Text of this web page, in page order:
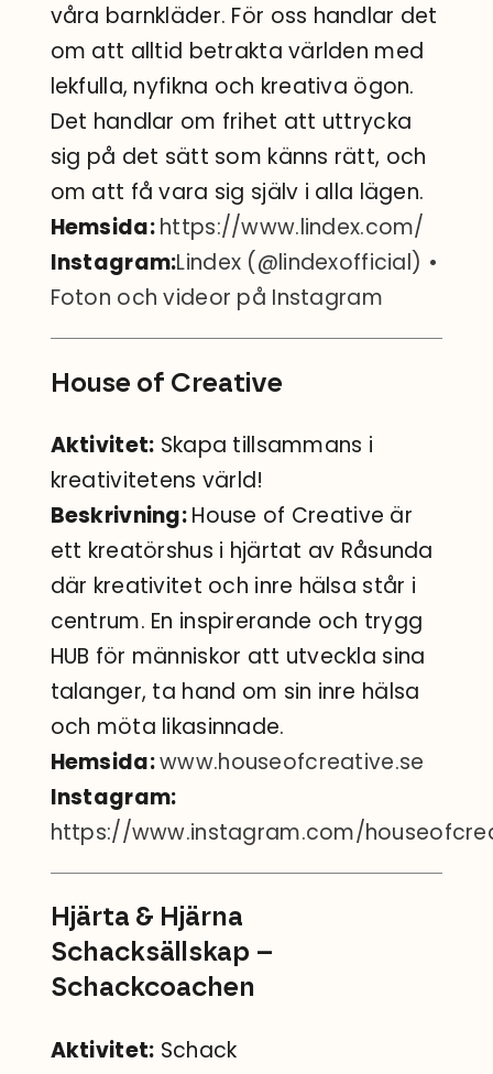
våra barnkläder. För oss handlar det
om att alltid betrakta världen med
lekfulla, nyfikna och kreativa ögon.
Det handlar om frihet att uttrycka
sig på det sätt som känns rätt, och
om att få vara sig själv i alla lägen.
Hemsida:https://www.lindex.com/
Instagram:Lindex (@lindexofficial) •
Foton och videor på Instagram
House of Creative
Aktivitet: Skapa tillsammans i
kreativitetens värld!
Beskrivning:House of Creative är
ett kreatörshus i hjärtat av Råsunda
där kreativitet och inre hälsa står i
centrum. En inspirerande och trygg
HUB för människor att utveckla sina
talanger, ta hand om sin inre hälsa
och möta likasinnade.
Hemsida:www.houseofcreative.se
Instagram:
https://www.instagram.com/
Hjärta & Hjärna
Schacksällskap –
Schackcoachen
Aktivitet: Schack